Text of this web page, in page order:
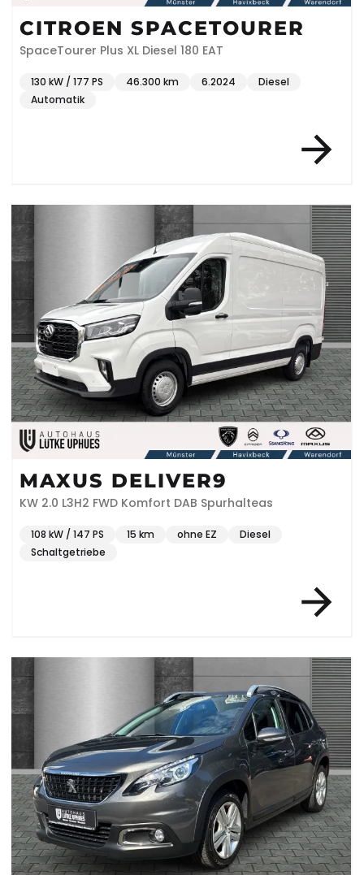
CITROEN SPACETOURER
SpaceTourer Plus XL Diesel 180 EAT
130 kW / 177 PS 46.300 km 6.2024
Diesel
Automatik
MAXUS DELIVER9
KW 2.0 L3H2 FWD Komfort DAB Spurhalteas
108 kW / 147 PS 15 km ohne EZ
Diesel
Schaltgetriebe